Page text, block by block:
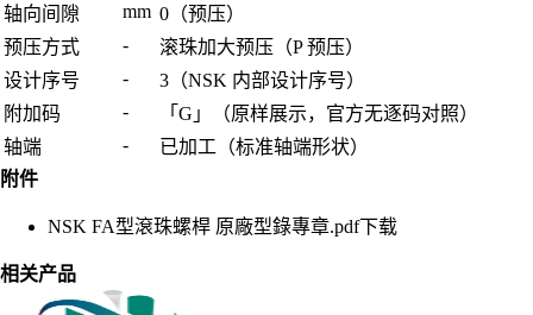
轴向间隙
mm 0（预压）
预压方式
-
滚珠加大预压（P 预压）
设计序号
-
3（NSK 内部设计序号）
附加码
-
「G」（原样展示，官方无逐码对照）
轴端
-
已加工（标准轴端形状）
附件
NSK FA型滾珠螺桿 原廠型錄專章.pdf下载
相关产品